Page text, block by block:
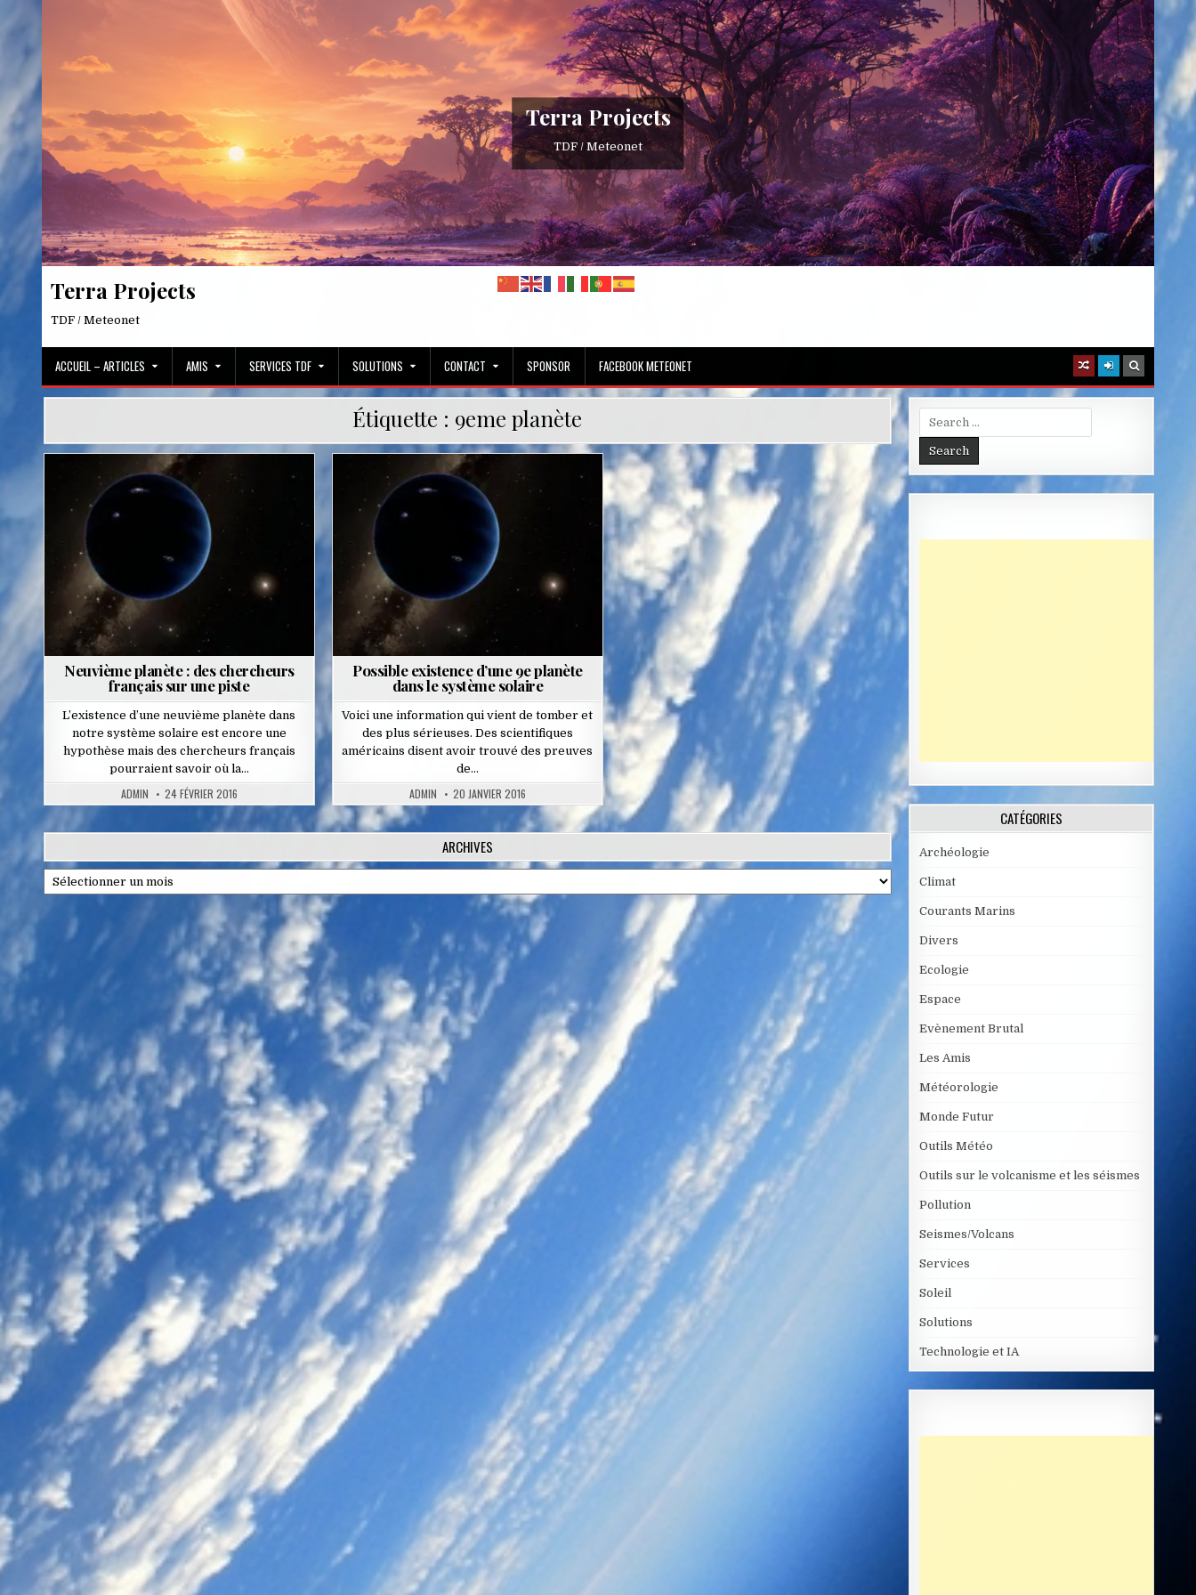
Terra Projects
TDF / Meteonet
Terra Projects
TDF / Meteonet
ACCUEIL – ARTICLES AMIS SERVICES TDF SOLUTIONS CONTACT SPONSOR FACEBOOK METEONET
Étiquette : 9eme planète
Neuvième planète : des chercheurs
français sur une piste
L’existence d’une neuvième planète dans
notre système solaire est encore une
hypothèse mais des chercheurs français
pourraient savoir où la…
ADMIN 24 FÉVRIER 2016
Possible existence d’une 9e planète
dans le système solaire
Voici une information qui vient de tomber et
des plus sérieuses. Des scientifiques
américains disent avoir trouvé des preuves
de…
ADMIN 20 JANVIER 2016
ARCHIVES
Archives
Search
for:
CATÉGORIES
Archéologie
Climat
Courants Marins
Divers
Ecologie
Espace
Evènement Brutal
Les Amis
Météorologie
Monde Futur
Outils Météo
Outils sur le volcanisme et les séismes
Pollution
Seismes/Volcans
Services
Soleil
Solutions
Technologie et IA